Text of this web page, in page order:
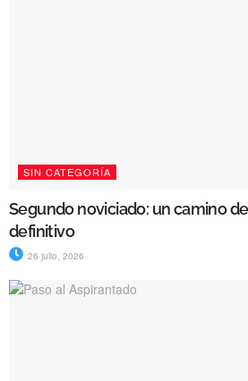
SIN CATEGORÍA
Segundo noviciado: un camino
definitivo
26 julio, 2026